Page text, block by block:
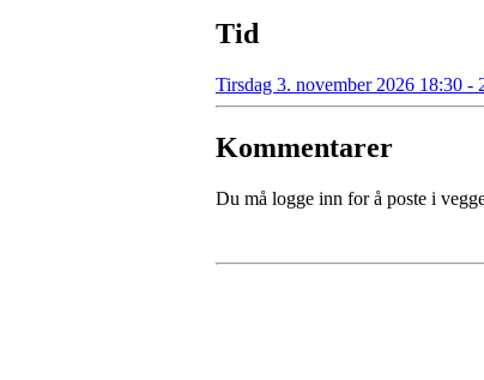
Tid
Tirsdag 3. november 2026 18:30 -
Kommentarer
Du må logge inn for å poste i